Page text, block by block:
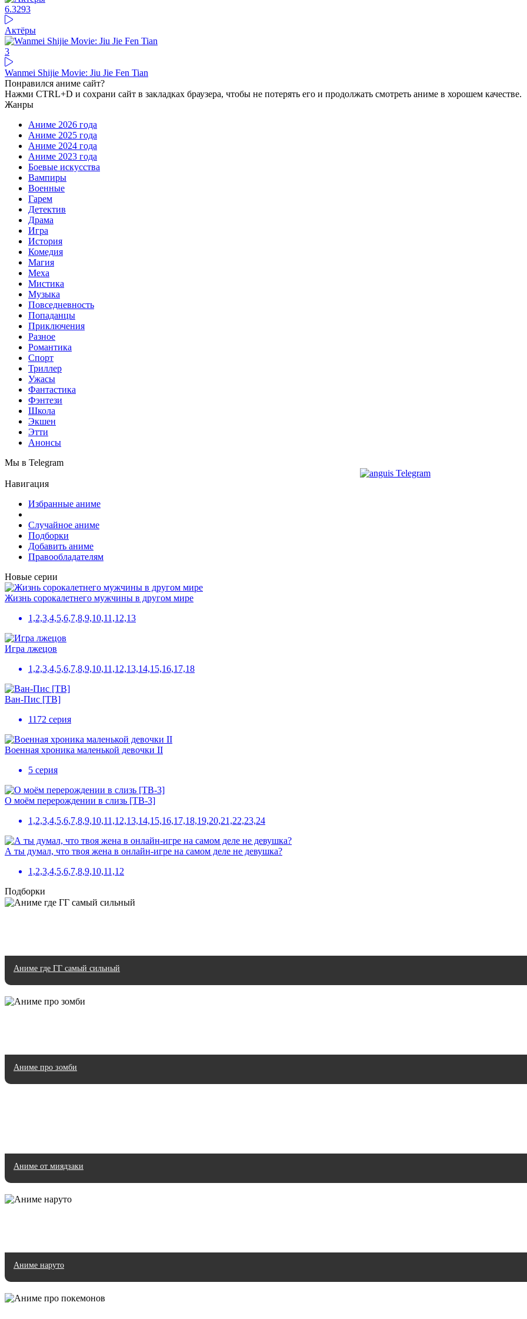
6.3293
Актёры
3
Wanmei Shijie Movie: Jiu Jie Fen Tian
Понравился аниме сайт?
Нажми CTRL+D и сохрани сайт в закладках браузера, чтобы не потерять его и продолжать смотреть аниме в хорошем качестве.
Жанры
Аниме 2026 года
Аниме 2025 года
Аниме 2024 года
Аниме 2023 года
Боевые искусства
Вампиры
Военные
Гарем
Детектив
Драма
Игра
История
Комедия
Магия
Меха
Мистика
Музыка
Повседневность
Попаданцы
Приключения
Разное
Романтика
Спорт
Триллер
Ужасы
Фантастика
Фэнтези
Школа
Экшен
Этти
Анонсы
Мы в Telegram
Навигация
Избранные аниме
Случайное аниме
Подборки
Добавить аниме
Правообладателям
Новые серии
Жизнь сорокалетнего мужчины в другом мире
1,2,3,4,5,6,7,8,9,10,11,12,13
Игра лжецов
1,2,3,4,5,6,7,8,9,10,11,12,13,14,15,16,17,18
Ван-Пис [ТВ]
1172 серия
Военная хроника маленькой девочки II
5 серия
О моём перерождении в слизь [ТВ-3]
1,2,3,4,5,6,7,8,9,10,11,12,13,14,15,16,17,18,19,20,21,22,23,24
А ты думал, что твоя жена в онлайн-игре на самом деле не девушка?
1,2,3,4,5,6,7,8,9,10,11,12
Подборки
Аниме где ГГ самый сильный
Аниме про зомби
Аниме от миядзаки
Аниме наруто